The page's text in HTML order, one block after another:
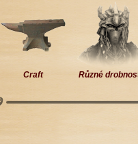
Craft Různé